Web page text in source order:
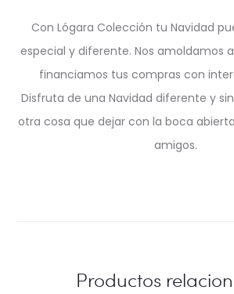
Con Lógara Colección tu Navidad
especial y diferente. Nos amoldamos
financiamos tus compras con
Disfruta de una Navidad diferente y
otra cosa que dejar con la boca
amigos.
Productos